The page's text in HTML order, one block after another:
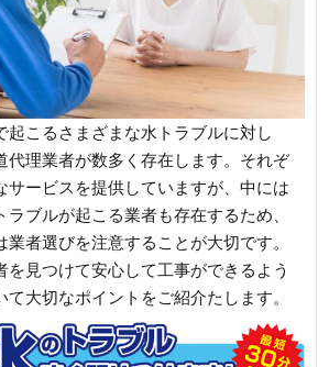
起こるさまざまな水トラブルに対し
代理業者が数多く存在します。それぞ
サービスを提供していますが、中には
ブルが起こる業者も存在するため、
業者選びを注意することが大切です。
を見つけて安心して工事ができるよう
て大切なポイントをご紹介たします。